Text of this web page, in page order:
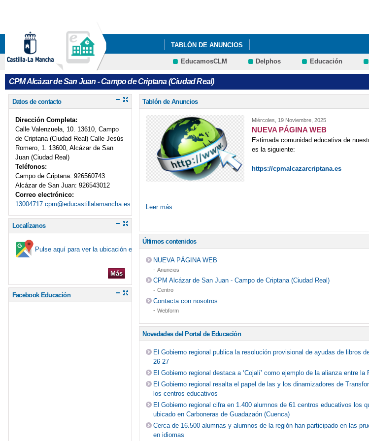
TABLÓN DE ANUNCIOS
EducamosCLM Delphos Educación
CPM Alcázar de San Juan - Campo de Criptana (Ciudad Real)
Datos de contacto
Dirección Completa:
Calle Valenzuela, 10. 13610, Campo
de Criptana (Ciudad Real) Calle Jesús
Romero, 1. 13600, Alcázar de San
Juan (Ciudad Real)
Teléfonos:
Campo de Criptana: 926560743
Alcázar de San Juan: 926543012
Correo electrónico:
13004717.cpm@educastillalamancha.es
Localízanos
Pulse aquí para ver la ubicación en el mapa
Más
Facebook Educación
Tablón de Anuncios
Miércoles, 19 Noviembre, 2025
NUEVA PÁGINA WEB
Estimada comunidad educativa de
es la siguiente:
https://cpmalcazarcriptana.es
Leer más
Últimos contenidos
NUEVA PÁGINA WEB
-Anuncios
CPM Alcázar de San Juan - Campo de Criptana (Ciudad Real)
-Centro
Contacta con nosotros
-Webform
Novedades del Portal de Educación
El Gobierno regional publica la resolución provisional de ayudas de libros
26-27
El Gobierno regional destaca a ‘Cojalí’ como ejemplo de la alianza entre
El Gobierno regional resalta el papel de las y los dinamizadores de
los centros educativos
El Gobierno regional cifra en 1.400 alumnos de 61 centros educativos los
ubicado en Carboneras de Guadazaón (Cuenca)
Cerca de 16.500 alumnas y alumnos de la región han participado en las
en idiomas